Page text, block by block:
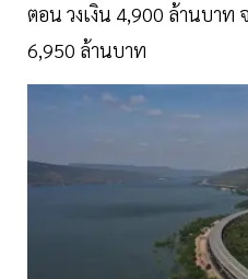
ตอน วงเงิน 4,900 ล้านบาท
6,950 ล้านบาท